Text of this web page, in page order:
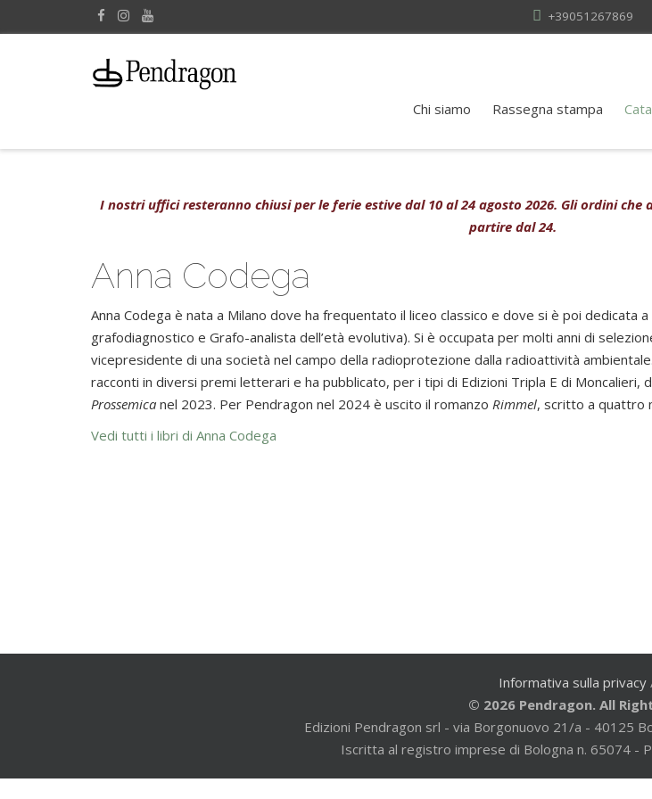
+39051267869
Chi siamo Rassegna stampa
I nostri uffici resteranno chiusi per le ferie estive dal 10 al 24 agosto 2026. Gli ordini
partire dal 24.
Anna Codega
Anna Codega è nata a Milano dove ha frequentato il liceo classico e dove si è poi dedicata
grafodiagnostico e Grafo-analista dell’età evolutiva). Si è occupata per molti anni di
vicepresidente di una società nel campo della radioprotezione dalla radioattività
racconti in diversi premi letterari e ha pubblicato, per i tipi di Edizioni Tripla E di Moncalieri,
Prossemica nel 2023. Per Pendragon nel 2024 è uscito il romanzo Rimmel, scritto a quattro
Vedi tutti i libri di Anna Codega
Informativa sulla privacy
© 2026 Pendragon. All
Edizioni Pendragon srl - via Borgonuovo 21/a - 40125
Iscritta al registro imprese di Bologna n. 65074 -